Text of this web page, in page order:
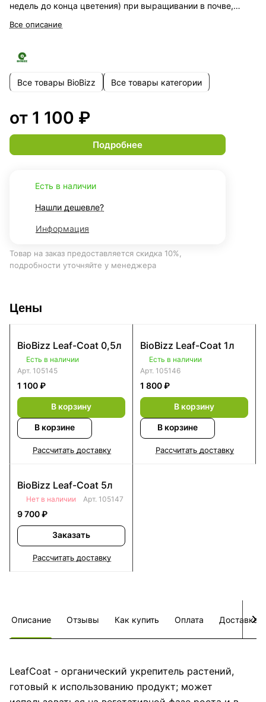
недель до конца цветения) при выращивании в почве,
кокосовом субстрате и субстрате из минеральной ваты.
Все описание
Все товары BioBizz Все товары категории
от 1 100 ₽
Подробнее
Есть в наличии
Нашли дешевле?
Информация
Товар на заказ предоставляется скидка 10%,
подробности уточняйте у менеджера
Цены
BioBizz Leaf-Coat 0,5л
Есть в наличии
Арт. 105145
1 100 ₽
В корзину
В корзине
Рассчитать доставку
BioBizz Leaf-Coat 1л
Есть в наличии
Арт. 105146
1 800 ₽
В корзину
В корзине
Рассчитать доставку
BioBizz Leaf-Coat 5л
Нет в наличии Арт. 105147
9 700 ₽
Заказать
Рассчитать доставку
Описание Отзывы Как купить Оплата Доставка
LeafCoat - органический укрепитель растений,
готовый к использованию продукт; может